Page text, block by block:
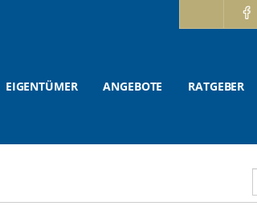
EIGENTÜMER ANGEBOTE RATGEBER